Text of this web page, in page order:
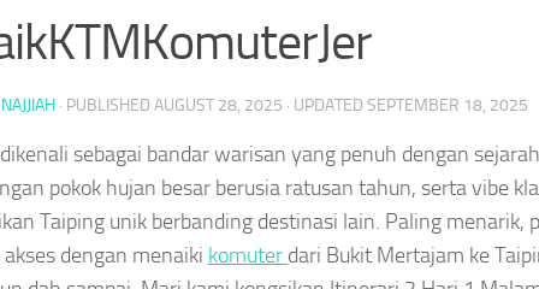
· PUBLISHED AUGUST 28, 2025 · UPDATED SEPTEMBER 18, 2025
sebagai bandar warisan yang penuh dengan
pokok hujan besar berusia ratusan tahun, serta vibe
Taiping unik berbanding destinasi lain. Paling menarik,
dengan menaiki komuter dari Bukit Mertajam ke